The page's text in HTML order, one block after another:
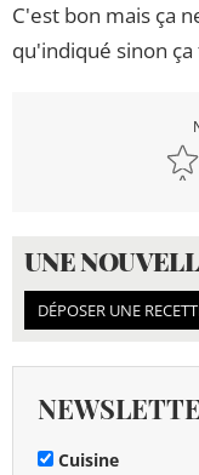
C'est bon mais ça
qu'indiqué sinon
UNE
DÉPOSER UNE
Cuisine